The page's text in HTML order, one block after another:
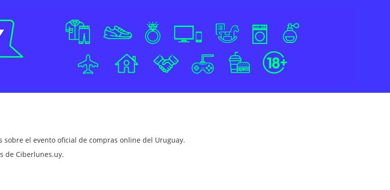
sobre el evento oficial de compras online del Uruguay.
de Ciberlunes.uy.